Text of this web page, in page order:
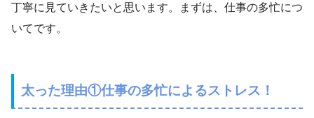
丁寧に見ていきたいと思います。まずは、仕事の多忙につ
いてです。
太った理由①仕事の多忙によるストレス！